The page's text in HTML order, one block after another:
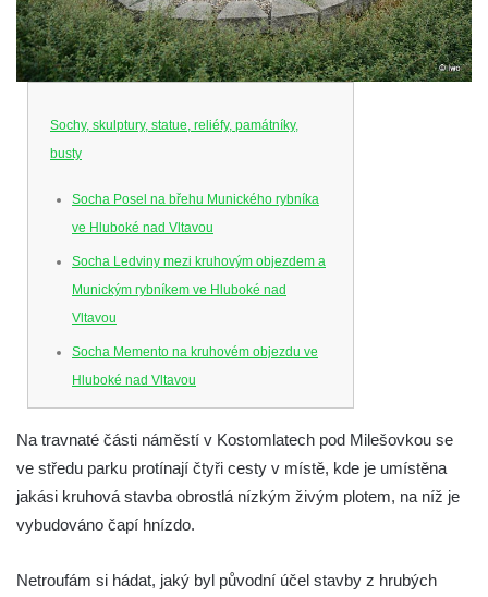
Sochy, skulptury, statue, reliéfy, památníky,
busty
Socha Posel na břehu Munického rybníka
ve Hluboké nad Vltavou
Socha Ledviny mezi kruhovým objezdem a
Munickým rybníkem ve Hluboké nad
Vltavou
Socha Memento na kruhovém objezdu ve
Hluboké nad Vltavou
Socha Chalikotérium v ZOO Hluboká
Socha Smilodon v ZOO Hluboká
Socha Veledaněk v ZOO Hluboká
Socha Medvěd jeskynní v ZOO Hluboká
Na travnaté části náměstí v Kostomlatech pod Milešovkou se
ve středu parku protínají čtyři cesty v místě, kde je umístěna
jakási kruhová stavba obrostlá nízkým živým plotem, na níž je
vybudováno čapí hnízdo.
Netroufám si hádat, jaký byl původní účel stavby z hrubých